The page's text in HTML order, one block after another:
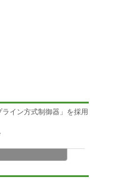
イン方式制御器」を採用